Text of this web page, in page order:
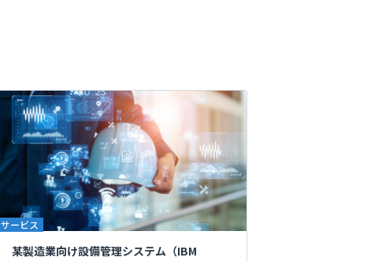
サービス
某製造業向け設備管理システム（IBM